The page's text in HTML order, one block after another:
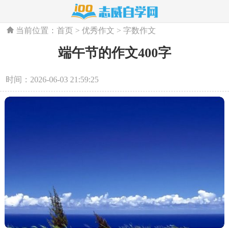
当前位置：首页 >优秀作文 >字数作文
端午节的作文400字
时间：2026-06-03 21:59:25